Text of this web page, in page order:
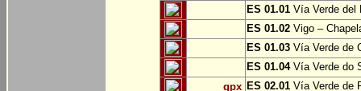
ES 01.01 Vía Verde del
ES 01.02 Vigo –
ES 01.03 Vía Verde de
ES 01.04Vía Verde do
gpx ES 02.01 Vía Verde de